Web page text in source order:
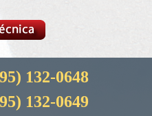
132-0648
132-0649